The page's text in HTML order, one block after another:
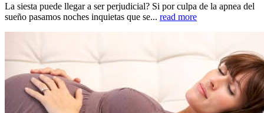
La siesta puede llegar a ser perjudicial? Si por culpa de la apnea del
sueño pasamos noches inquietas que se... read more